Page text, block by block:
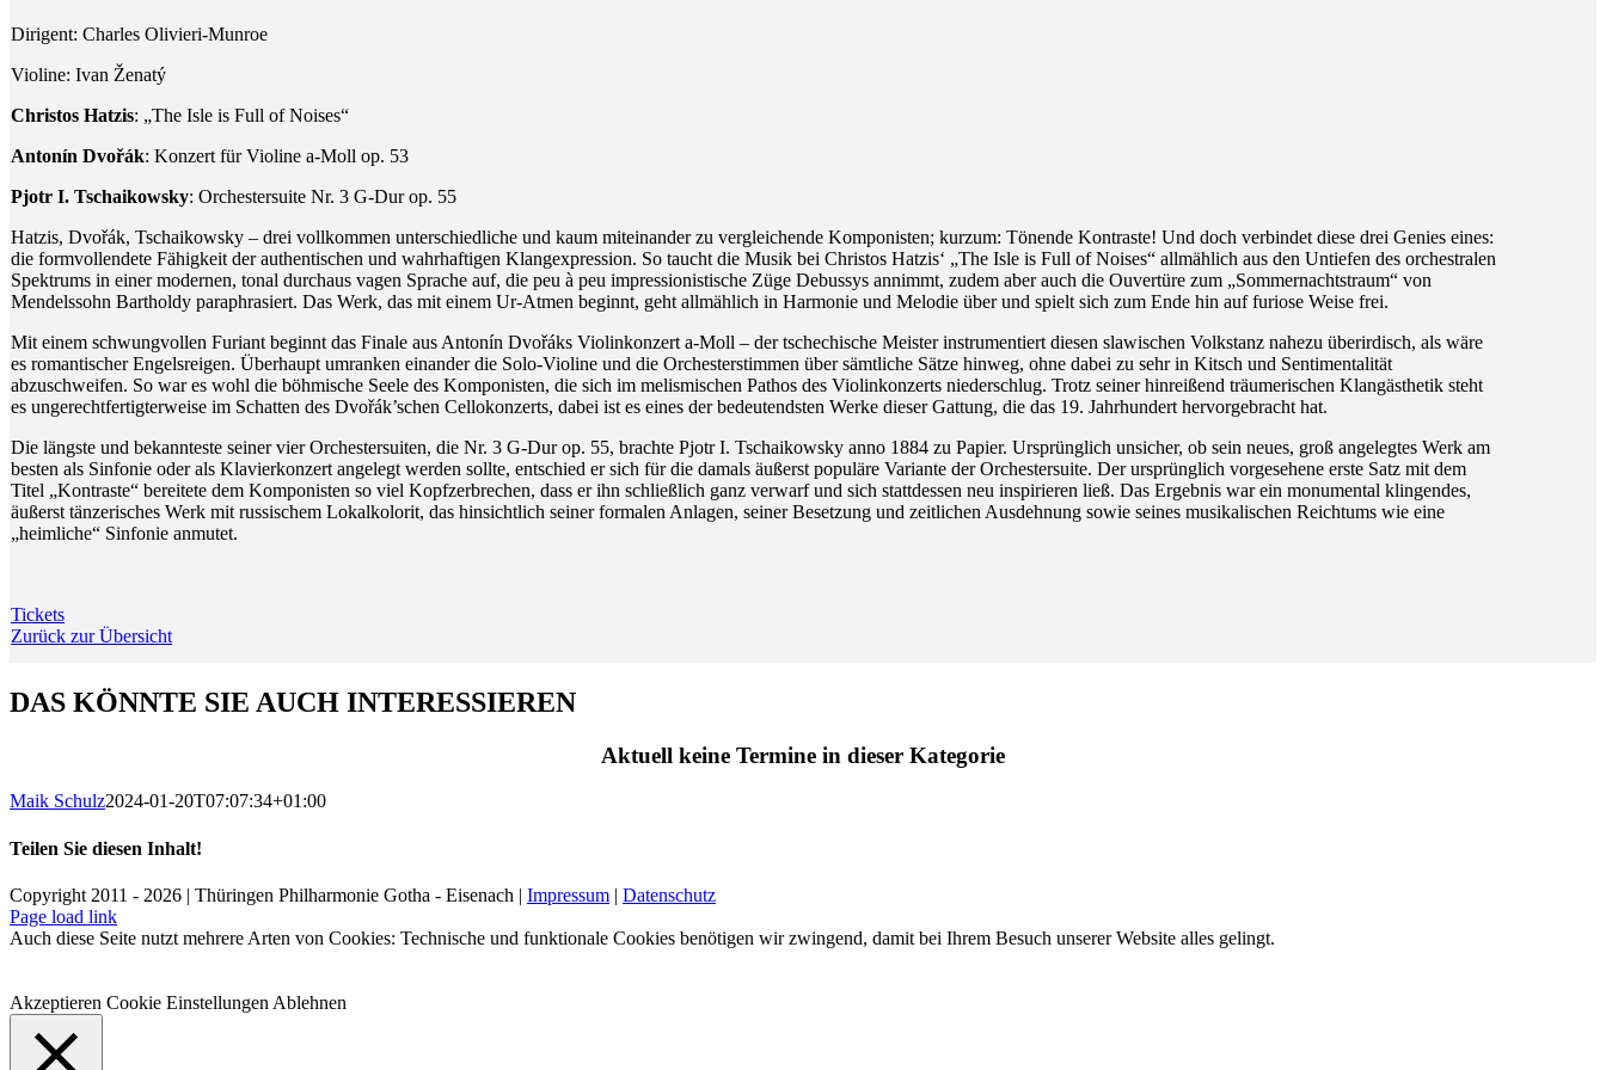
Dirigent: Charles Olivieri-Munroe
Violine: Ivan Ženatý
Christos Hatzis: „The Isle is Full of Noises“
Antonín Dvořák: Konzert für Violine a-Moll op. 53
Pjotr I. Tschaikowsky: Orchestersuite Nr. 3 G-Dur op. 55
Hatzis, Dvořák, Tschaikowsky – drei vollkommen unterschiedliche und kaum miteinander zu vergleichende Komponisten; kurzum: Tönende Kontraste! Und doch verbindet diese drei Genies eines:
die formvollendete Fähigkeit der authentischen und wahrhaftigen Klangexpression. So taucht die Musik bei Christos Hatzis‘ „The Isle is Full of Noises“ allmählich aus den Untiefen des orchestralen
Spektrums in einer modernen, tonal durchaus vagen Sprache auf, die peu à peu impressionistische Züge Debussys annimmt, zudem aber auch die Ouvertüre zum „Sommernachtstraum“ von
Mendelssohn Bartholdy paraphrasiert. Das Werk, das mit einem Ur-Atmen beginnt, geht allmählich in Harmonie und Melodie über und spielt sich zum Ende hin auf furiose Weise frei.
Mit einem schwungvollen Furiant beginnt das Finale aus Antonín Dvořáks Violinkonzert a-Moll – der tschechische Meister instrumentiert diesen slawischen Volkstanz nahezu überirdisch, als wäre
es romantischer Engelsreigen. Überhaupt umranken einander die Solo-Violine und die Orchesterstimmen über sämtliche Sätze hinweg, ohne dabei zu sehr in Kitsch und Sentimentalität
abzuschweifen. So war es wohl die böhmische Seele des Komponisten, die sich im melismischen Pathos des Violinkonzerts niederschlug. Trotz seiner hinreißend träumerischen Klangästhetik steht
es ungerechtfertigterweise im Schatten des Dvořák’schen Cellokonzerts, dabei ist es eines der bedeutendsten Werke dieser Gattung, die das 19. Jahrhundert hervorgebracht hat.
Die längste und bekannteste seiner vier Orchestersuiten, die Nr. 3 G-Dur op. 55, brachte Pjotr I. Tschaikowsky anno 1884 zu Papier. Ursprünglich unsicher, ob sein neues, groß angelegtes Werk am
besten als Sinfonie oder als Klavierkonzert angelegt werden sollte, entschied er sich für die damals äußerst populäre Variante der Orchestersuite. Der ursprünglich vorgesehene erste Satz mit dem
Titel „Kontraste“ bereitete dem Komponisten so viel Kopfzerbrechen, dass er ihn schließlich ganz verwarf und sich stattdessen neu inspirieren ließ. Das Ergebnis war ein monumental klingendes,
äußerst tänzerisches Werk mit russischem Lokalkolorit, das hinsichtlich seiner formalen Anlagen, seiner Besetzung und zeitlichen Ausdehnung sowie seines musikalischen Reichtums wie eine
„heimliche“ Sinfonie anmutet.
Tickets
Zurück zur Übersicht
DAS KÖNNTE SIE AUCH INTERESSIEREN
Aktuell keine Termine in dieser Kategorie
Maik Schulz2024-01-20T07:07:34+01:00
Teilen Sie diesen Inhalt!
Facebook
X
LinkedIn
E-
Mail
Copyright 2011 - 2026 | Thüringen Philharmonie Gotha - Eisenach | Impressum | Datenschutz
Facebook
Instagram
WhatsApp
YouTube
E-
Mail
Telefon
Page load link
Auch diese Seite nutzt mehrere Arten von Cookies: Technische und funktionale Cookies benötigen wir zwingend, damit bei Ihrem Besuch unserer Website alles gelingt.
Akzeptieren Cookie Einstellungen Ablehnen